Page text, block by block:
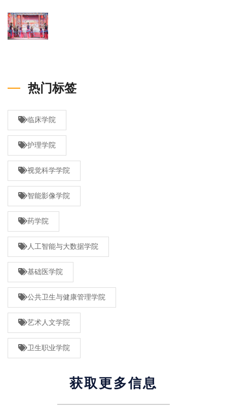
热门标签
临床学院
护理学院
视觉科学学院
智能影像学院
药学院
人工智能与大数据学院
基础医学院
公共卫生与健康管理学院
艺术人文学院
卫生职业学院
获取更多信息